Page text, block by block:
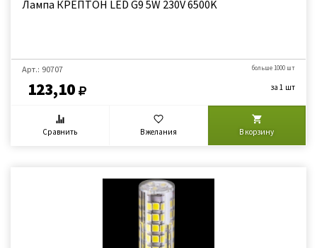
Лампа КРЕПТОН LED G9 5W 230V 6500K
Арт.: 90707
123,10
больше 1000 шт
за 1 шт
Сравнить В желания В корзину